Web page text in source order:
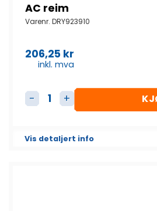
AC reim
Varenr. DRY923910
206,25 kr
inkl. mva
AC reim antall
Vis detaljert info